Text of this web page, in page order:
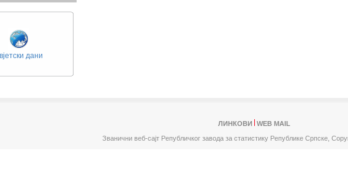
дани
ЛИНКОВИ
WEB MAIL
Званични веб-сајт Републичког завода за статистику Републике Српске,